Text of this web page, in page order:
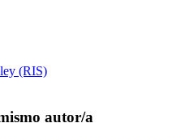
(RIS)
autor/a